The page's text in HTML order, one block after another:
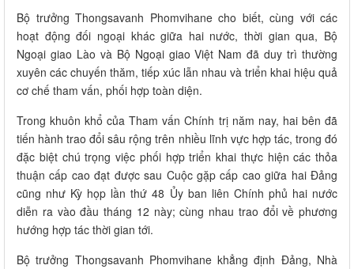
Bộ trưởng Thongsavanh Phomvihane cho biết, cùng với các
hoạt động đối ngoại khác giữa hai nước, thời gian qua, Bộ
Ngoại giao Lào và Bộ Ngoại giao Việt Nam đã duy trì thường
xuyên các chuyến thăm, tiếp xúc lẫn nhau và triển khai hiệu quả
cơ chế tham vấn, phối hợp toàn diện.
Trong khuôn khổ của Tham vấn Chính trị năm nay, hai bên đã
tiến hành trao đổi sâu rộng trên nhiều lĩnh vực hợp tác, trong đó
đặc biệt chú trọng việc phối hợp triển khai thực hiện các thỏa
thuận cấp cao đạt được sau Cuộc gặp cấp cao giữa hai Đảng
cũng như Kỳ họp lần thứ 48 Ủy ban liên Chính phủ hai nước
diễn ra vào đầu tháng 12 này; cùng nhau trao đổi về phương
hướng hợp tác thời gian tới.
Bộ trưởng Thongsavanh Phomvihane khẳng định Đảng, Nhà